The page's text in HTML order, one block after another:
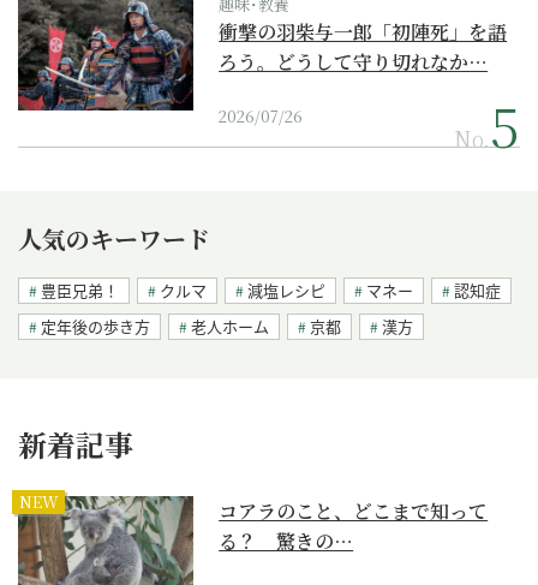
衝撃の羽柴与一郎「初陣死」を語
ろう。どうして守り切れなか…
2026/07/26
No.
人気のキーワード
豊臣兄弟！ クルマ 減塩レシピ マネー
認知症
定年後の歩き方
老人ホーム 京都 漢方
新着記事
NEW
コアラのこと、どこまで知って
る？ 驚きの…